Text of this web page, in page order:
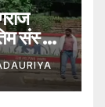
संस्कार